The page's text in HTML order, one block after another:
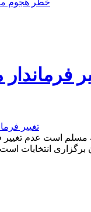
خطر هجوم
مسلم است عدم تغییر
برگزاری انتخابات است